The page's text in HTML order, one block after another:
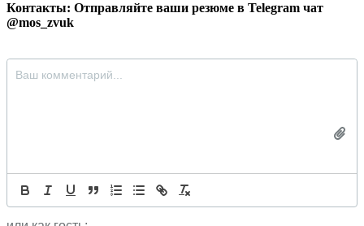
Контакты: Отправляйте ваши резюме в Telegram чат
@mos_zvuk